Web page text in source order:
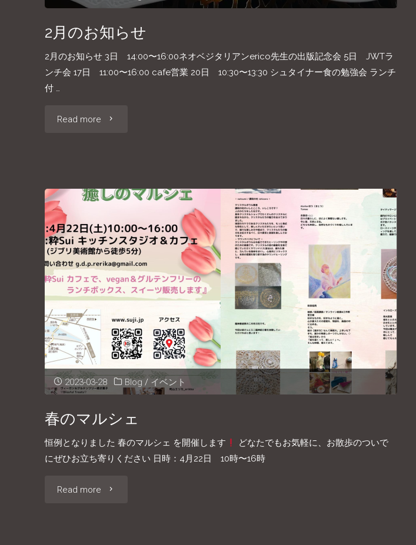
2月のお知らせ
2月のお知らせ 3日 14:00〜16:00ネオベジタリアンerico先生の出版記念会 5日 JWTラ
ンチ会 17日 11:00〜16:00 cafe営業 20日 10:30〜13:30 シュタイナー食の勉強会 ランチ
付 …
Read more "2
お
知
ら
せ"
2023-03-28 Blog / イベント
春のマルシェ
恒例となりました 春のマルシェ を開催します
どなたでもお気軽に、お散歩のついで
にぜひお立ち寄りください 日時：4月22日 10時〜16時
Read more "春